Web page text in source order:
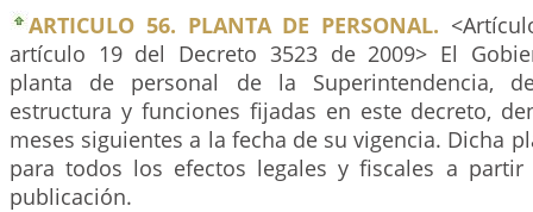
ARTICULO 56. PLANTA DE PERSONAL.
artículo 19 del Decreto 3523 de 2009> El
planta de personal de la Superintendencia,
estructura y funciones fijadas en este decreto,
meses siguientes a la fecha de su vigencia. Dicha
para todos los efectos legales y fiscales a
publicación.